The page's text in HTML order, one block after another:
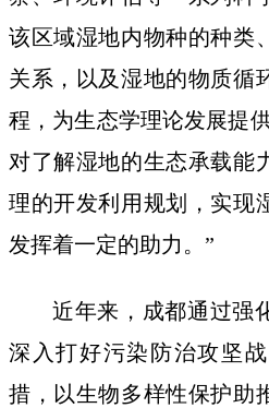
该区域湿地内物种的种类
关系，以及湿地的物质循
程，为生态学理论发展提
对了解湿地的生态承载能
理的开发利用规划，实现
发挥着一定的助力。”
近年来，成都通过强
深入打好污染防治攻坚
措，以生物多样性保护助